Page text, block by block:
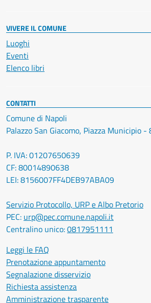
VIVERE IL COMUNE
Luoghi
Eventi
Elenco libri
CONTATTI
Comune di Napoli
Palazzo San Giacomo, Piazza Municipio -
P. IVA: 01207650639
CF: 80014890638
LEI: 8156007FF4DEB97ABA09
Servizio Protocollo, URP e Albo Pretorio
PEC: urp@pec.comune.napoli.it
Centralino unico:0817951111
Leggi le FAQ
Prenotazione appuntamento
Segnalazione disservizio
Richiesta assistenza
Amministrazione trasparente